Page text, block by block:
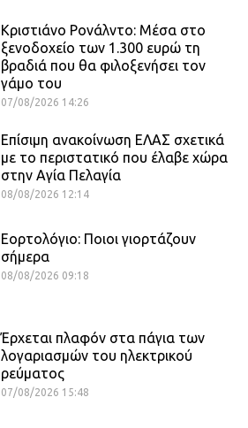
Κριστιάνο Ρονάλντο: Μέσα στο
ξενοδοχείο των 1.300 ευρώ τη
βραδιά που θα φιλοξενήσει τον
γάμο του
07/08/2026 14:26
Επίσιμη ανακοίνωση ΕΛΑΣ σχετικά
με το περιστατικό που έλαβε χώρα
στην Αγία Πελαγία
08/08/2026 12:14
Εορτολόγιο: Ποιοι γιορτάζουν
σήμερα
08/08/2026 09:18
Έρχεται πλαφόν στα πάγια των
λογαριασμών του ηλεκτρικού
ρεύματος
07/08/2026 15:48